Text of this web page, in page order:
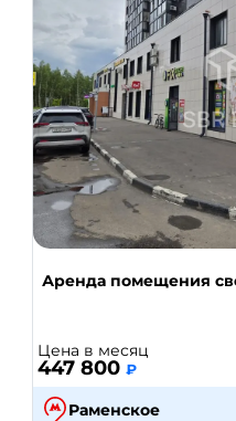
Аренда помещения
Цена в месяц
447 800 ₽
Раменское